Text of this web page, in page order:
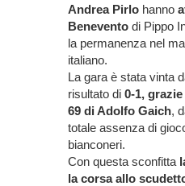
Andrea Pirlo hanno
Benevento di Pippo
la permanenza nel
italiano.
La gara è stata vinta
risultato di 0-1,
69 di Adolfo Gaich,
totale assenza di
bianconeri.
Con questa sconfitta
la corsa allo